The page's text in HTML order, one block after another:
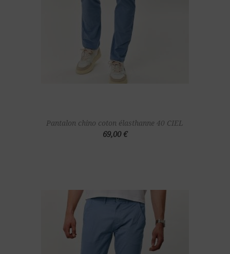
Pantalon chino coton élasthanne 40 CIEL
69,00 €